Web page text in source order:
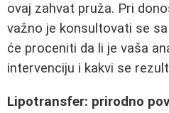
ovaj zahvat pruža. Pri
važno je konsultovati se
će proceniti da li je vaša
intervenciju i kakvi se
Lipotransfer: prirodno